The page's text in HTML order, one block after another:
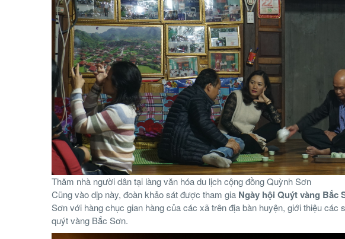
Thăm nhà người dân tại làng văn hóa du lịch cộng đồng Quỳnh Sơn
Cũng vào dịp này, đoàn khảo sát được tham gia Ngày hội Quýt vàng Bắc
Sơn với hàng chục gian hàng của các xã trên địa bàn huyện, giới thiệu
quýt vàng Bắc Sơn.